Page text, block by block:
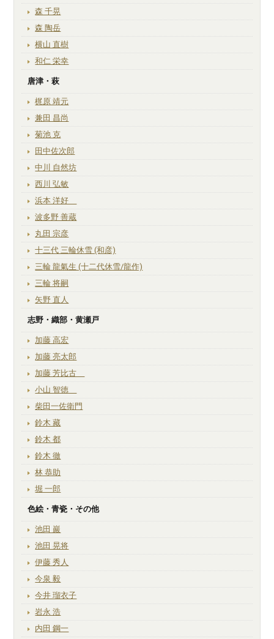
森 千晃
森 陶岳
横山 直樹
和仁 栄幸
唐津・萩
梶原 靖元
兼田 昌尚
菊池 克
田中佐次郎
中川 自然坊
西川 弘敏
浜本 洋好
波多野 善蔵
丸田 宗彦
十三代 三輪休雪 (和彦)
三輪 龍氣生 (十二代休雪/龍作)
三輪 将嗣
矢野 直人
志野・織部・黄瀬戸
加藤 高宏
加藤 亮太郎
加藤 芳比古
小山 智徳
柴田一佐衛門
鈴木 藏
鈴木 都
鈴木 徹
林 恭助
堀 一郎
色絵・青瓷・その他
池田 巖
池田 晃将
伊藤 秀人
今泉 毅
今井 瑠衣子
岩永 浩
内田 鋼一